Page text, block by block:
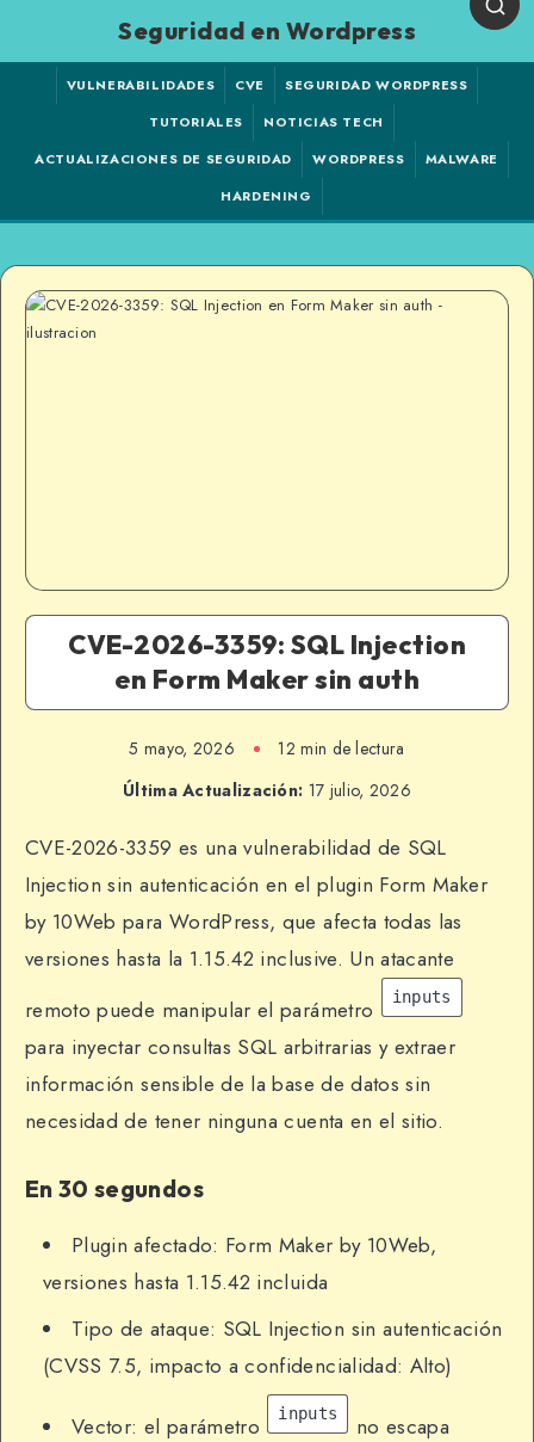
Seguridad en Wordpress
VULNERABILIDADES CVE
SEGURIDAD WORDPRESS
TUTORIALES
NOTICIAS TECH
ACTUALIZACIONES DE SEGURIDAD
WORDPRESS
MALWARE
HARDENING
CVE-2026-3359: SQL Injection
en Form Maker sin auth
5 mayo, 2026
12 min de lectura
Última Actualización: 17 julio, 2026
CVE-2026-3359 es una vulnerabilidad de SQL
Injection sin autenticación en el plugin Form Maker
by 10Web para WordPress, que afecta todas las
versiones hasta la 1.15.42 inclusive. Un atacante
remoto puede manipular el parámetro
inputs
para inyectar consultas SQL arbitrarias y extraer
información sensible de la base de datos sin
necesidad de tener ninguna cuenta en el sitio.
En 30 segundos
Plugin afectado: Form Maker by 10Web,
versiones hasta 1.15.42 incluida
Tipo de ataque: SQL Injection sin autenticación
(CVSS 7.5, impacto a confidencialidad: Alto)
Vector: el parámetro inputs
no escapa